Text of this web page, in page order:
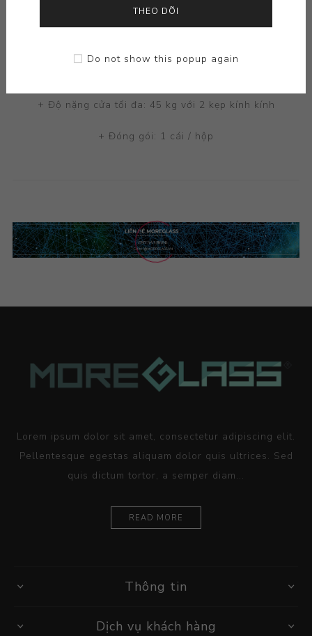
+ Phù hợp cho cửa mở trái và mở phải
+ Độ nặng cửa tối đa: 45 kg với 2 kẹp kính kính
+ Đóng gói: 1 cái / hộp
Lorem ipsum dolor sit amet, consectetur adipiscing elit.
Pellentesque egestas aliquam dolor quis ultrices. Sed
quis dictum tortor, a semper diam...
READ MORE
Thông tin
Dịch vụ khách hàng
THEO DÕI
Do not show this popup again